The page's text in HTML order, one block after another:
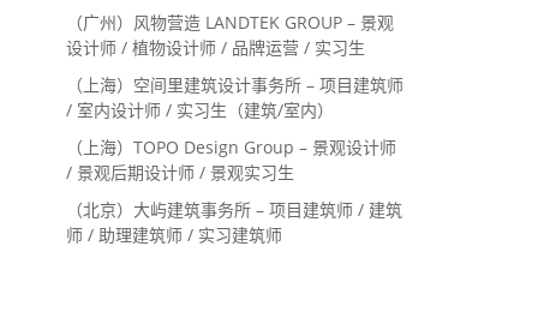
内设计师 / 设计实习生
（广州）风物营造 LANDTEK GROUP – 景观
设计师 / 植物设计师 / 品牌运营 / 实习生
（上海）空间里建筑设计事务所 – 项目建筑师
/ 室内设计师 / 实习生（建筑/室内）
（上海）TOPO Design Group – 景观设计师
/ 景观后期设计师 / 景观实习生
（北京）大屿建筑事务所 – 项目建筑师 / 建筑
师 / 助理建筑师 / 实习建筑师